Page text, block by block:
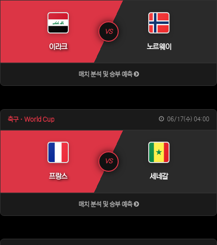
이라크
VS
노르웨이
매치 분석 및 승부 예측
축구 · World Cup 06/17(수) 04:00
프랑스
VS
세네갈
매치 분석 및 승부 예측